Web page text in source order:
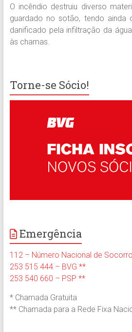
O incêndio destruiu diverso
guardado no sotão, tendo
danificado pela infiltração da
às chamas.
Torne-se Sócio!
Emergência
112 – Número Nacional de
253 515 444 – BVG **
253 540 660 – PSP **
* Chamada Gratuita
** Chamada para a Rede Fixa